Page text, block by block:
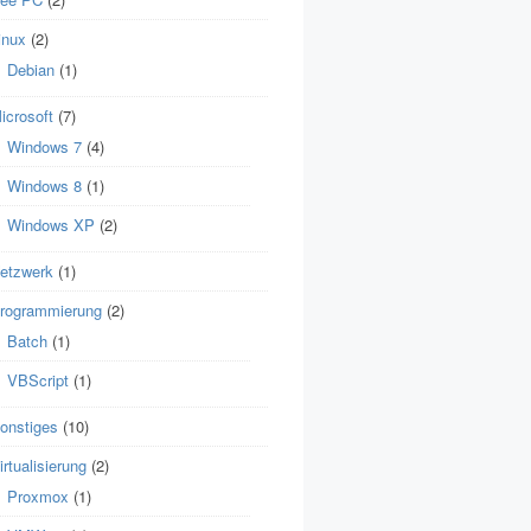
(2)
Debian (1)
(7)
Windows 7 (4)
Windows 8 (1)
Windows XP (2)
(1)
(2)
Batch (1)
VBScript (1)
(10)
(2)
Proxmox (1)